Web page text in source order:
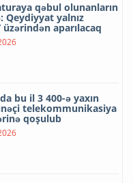
qəbul olunanların
Qeydiyyat yalnız
üzərindən aparılacaq
bu il 3 400-ə yaxın
telekommunikasiya
qoşulub